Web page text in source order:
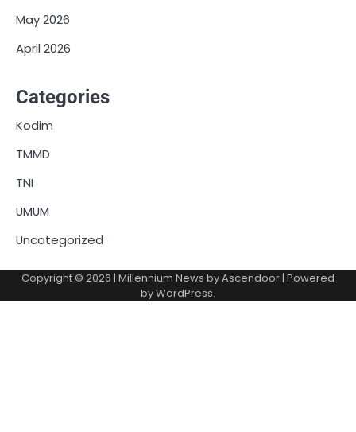
May 2026
April 2026
Categories
Kodim
TMMD
TNI
UMUM
Uncategorized
Copyright © 2026 | Millennium News byAscendoor | Powered
byWordPress.